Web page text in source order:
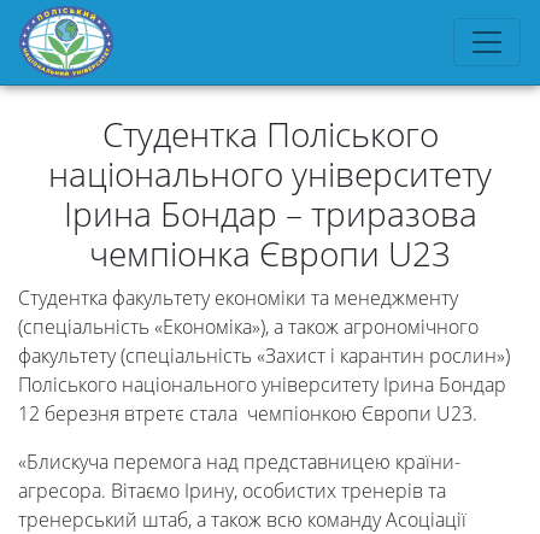
Студентка Поліського
національного університету
Ірина Бондар – триразова
чемпіонка Європи U23
Студентка факультету економіки та менеджменту
(спеціальність «Економіка»), а також агрономічного
факультету (спеціальність «Захист і карантин рослин»)
Поліського національного університету Ірина Бондар
12 березня втретє стала чемпіонкою Європи U23.
«Блискуча перемога над представницею країни-
агресора. Вітаємо Ірину, особистих тренерів та
тренерський штаб, а також всю команду Асоціації